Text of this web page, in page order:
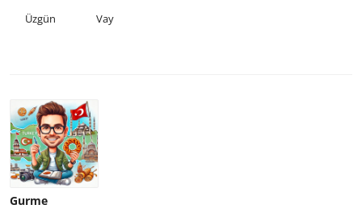
Üzgün Vay
Gurme